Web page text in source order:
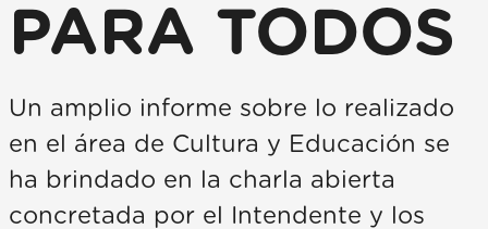
PARA TODOS
Un amplio informe sobre lo realizado
en el área de Cultura y Educación se
ha brindado en la charla abierta
concretada por el Intendente y los